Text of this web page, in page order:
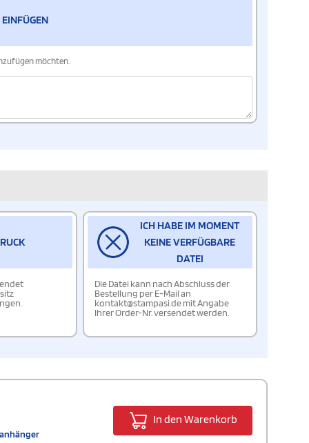
möchten.
ICH HABE IM MOMENT
KEINE VERFÜGBARE
DATEI
Die Datei kann nach Abschluss der
Bestellung per E-Mail an
kontakt@stampasi.de mit Angabe
Ihrer Order-Nr. versendet werden.
In den Warenkorb